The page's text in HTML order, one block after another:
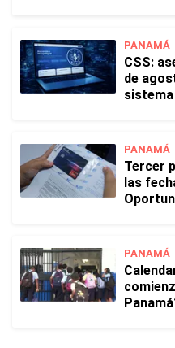
PANAMÁ
CSS:
de
PANAMÁ
Tercer
las
PANAMÁ